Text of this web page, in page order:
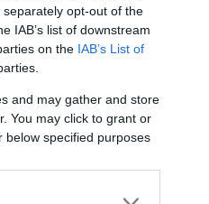
opt-out of the
IAB’s list of downstream
on the IAB’s List of
and may gather and store
You may click to grant or
below specified purposes
πορεία στο
στην πρωτεύουσα